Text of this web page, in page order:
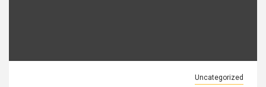
Uncategorized